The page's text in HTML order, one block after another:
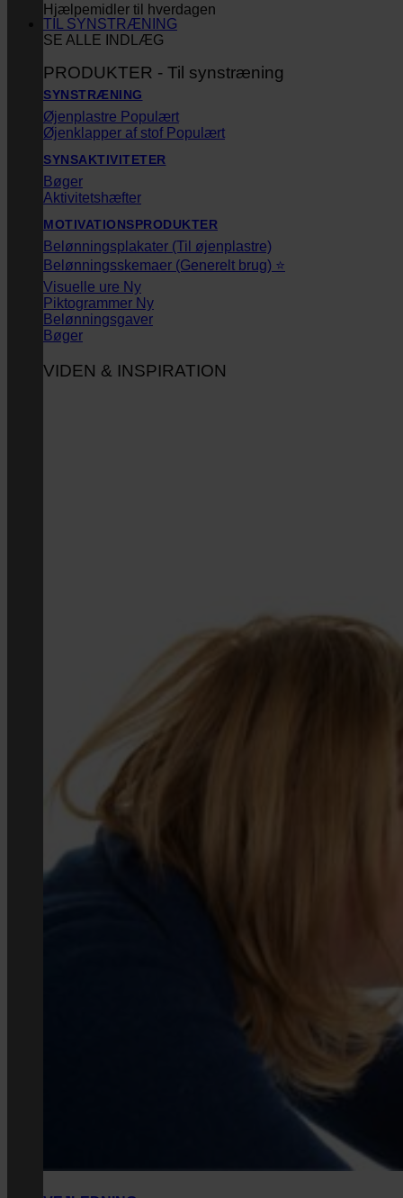
Hjælpemidler til hverdagen
SE ALLE INDLÆG
TIL SYNSTRÆNING
PRODUKTER - Til synstræning
SYNSTRÆNING
Øjenplastre
Øjenklapper af stof
SYNSAKTIVITETER
Bøger
Aktivitetshæfter
MOTIVATIONSPRODUKTER
Belønningsplakater (Til øjenplastre)
Belønningsskemaer (Generelt brug) ⭐
Visuelle ure
Piktogrammer
Belønningsgaver
Bøger
VIDEN & INSPIRATION